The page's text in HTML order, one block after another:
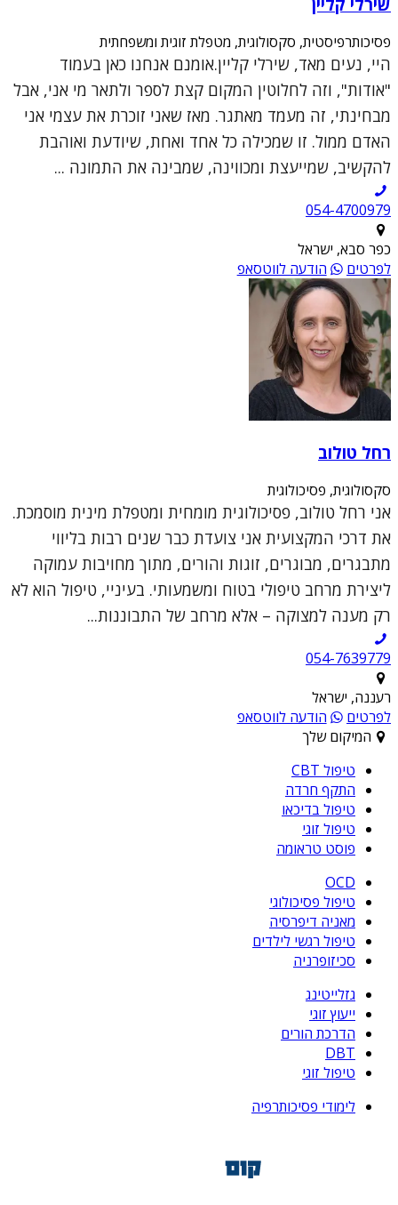
פסיכותרפיסטית, סקסולוגית, מטפלת זוגית ומשפחתית
היי, נעים מאד, שירלי קליין.אומנם אנחנו כאן בעמוד
"אודות", וזה לחלוטין המקום קצת לספר ולתאר מי אני, אבל
מבחינתי, זה מעמד מאתגר. מאז שאני זוכרת את עצמי אני
האדם ממול. זו שמכילה כל אחד ואחת, שיודעת ואוהבת
להקשיב, שמייעצת ומכווינה, שמבינה את התמונה ...
054-4700979
כפר סבא, ישראל
לפרטים
הודעה לווטסאפ
רחל טולוב
סקסולוגית, פסיכולוגית
אני רחל טולוב, פסיכולוגית מומחית ומטפלת מינית מוסמכת.
את דרכי המקצועית אני צועדת כבר שנים רבות בליווי
מתבגרים, מבוגרים, זוגות והורים, מתוך מחויבות עמוקה
ליצירת מרחב טיפולי בטוח ומשמעותי. בעיניי, טיפול הוא לא
רק מענה למצוקה – אלא מרחב של התבוננות...
054-7639779
רעננה, ישראל
לפרטים
הודעה לווטסאפ
המיקום שלך
טיפול CBT
התקף חרדה
טיפול בדיכאו
טיפול זוגי
פוסט טראומה
OCD
טיפול פסיכולוגי
מאניה דיפרסיה
טיפול רגשי לילדים
סכיזופרניה
גזלייטינג
ייעוץ זוגי
הדרכת הורים
DBT
טיפול זוגי
לימודי פסיכותרפיה